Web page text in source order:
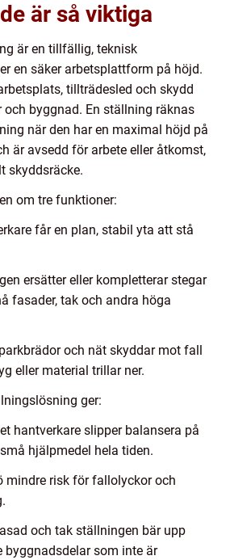
är så viktiga
är en tillfällig, teknisk
en säker arbetsplattform på höjd.
tillträdesled och skydd
byggnad. En ställning räknas
när den har en maximal höjd på
är avsedd för arbete eller åtkomst,
skyddsräcke.
om tre funktioner:
får en plan, stabil yta att stå
ersätter eller kompletterar stegar
fasader, tak och andra höga
och nät skyddar mot fall
eller material trillar ner.
ger:
hantverkare slipper balansera på
hjälpmedel hela tiden.
mindre risk för fallolyckor och
och tak ställningen bär upp
byggnadsdelar som inte är